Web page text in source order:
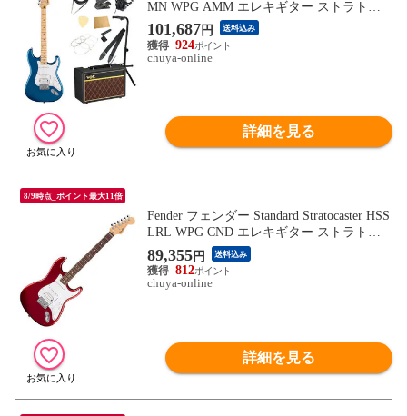
MN WPG AMM エレキギター ストラトキ
ャスター VOXアンプ付き 入門11点 初心者
セット
101,687 円 送料込み
924
chuya-online
詳細を見る
8/9時点_ポイント最大11倍
Fender フェンダー Standard Stratocaster HSS
LRL WPG CND エレキギター ストラトキ
ャスター
89,355円 送料込み
812
chuya-online
詳細を見る